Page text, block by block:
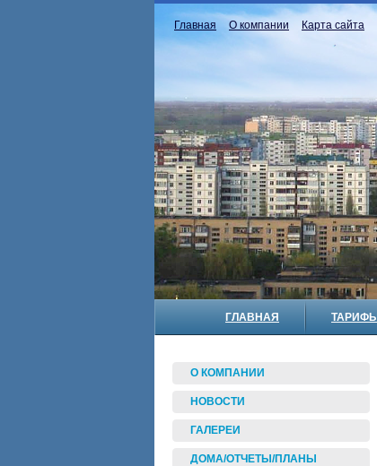
Главная О компании Карта сайта
ГЛАВНАЯ ТАРИФЫ
О КОМПАНИИ
НОВОСТИ
ГАЛЕРЕИ
ДОМА/ОТЧЕТЫ/ПЛАНЫ